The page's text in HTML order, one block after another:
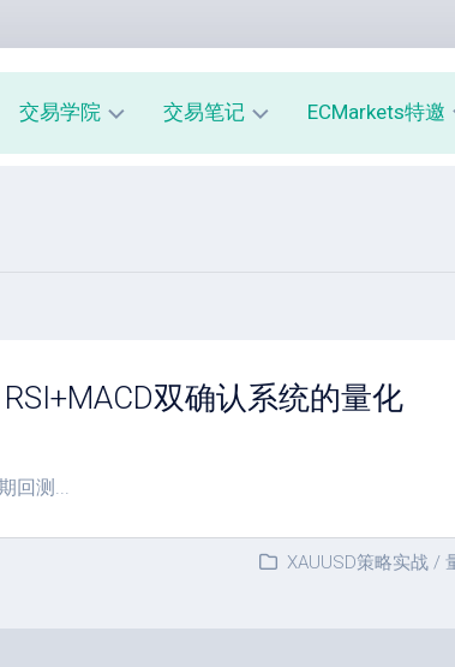
交易学院
理
心
交易笔记
度
收
实
ECMarkets特邀
开
户
合
双确认系统的量化
回测...
XAUUSD策略实战 /